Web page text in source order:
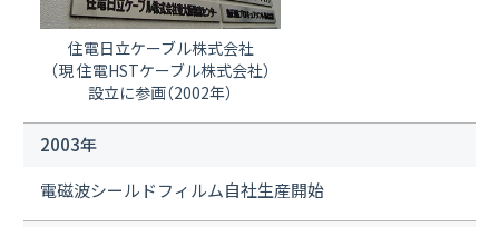
住電日立ケーブル株式会社
（現 住電HSTケーブル株式会社）
設立に参画（2002年）
2003年
電磁波シールドフィルム自社生産開始